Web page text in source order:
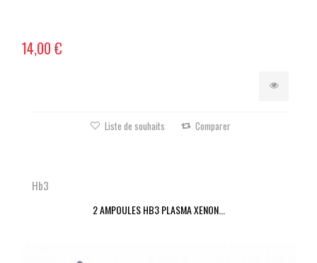
14,00 €
Liste de souhaits Comparer
Hb3
2 AMPOULES HB3 PLASMA XENON...